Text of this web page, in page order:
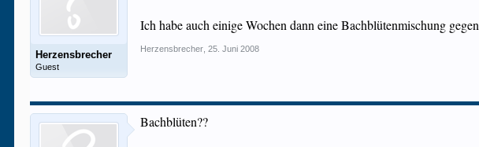
Herzensbrecher
Guest
Ich habe auch einige Wochen dann eine Bachblütenmischung
Herzensbrecher 25. Juni 2008
Bachblüten??